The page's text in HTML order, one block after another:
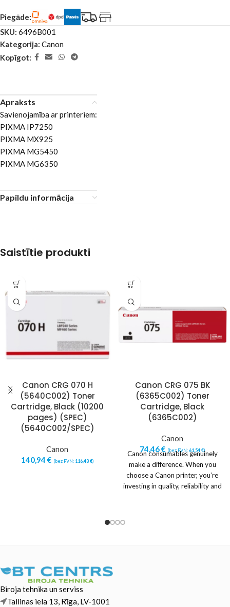
Piegāde:
SKU: 6496B001
Kategorija: Canon
Kopīgot:
Apraksts
Savienojamība ar printeriem:
PIXMA IP7250
PIXMA MX925
PIXMA MG5450
PIXMA MG6350
Papildu informācija
Saistītie produkti
Canon CRG 070 H
(5640C002) Toner
Cartridge, Black (10200
pages) (SPEC)
(5640C002/SPEC)
Canon
140,94 € (bez PVN: 116,48€)
Canon CRG 075 BK
(6365C002) Toner
Cartridge, Black
(6365C002)
Canon
74,46€ (bez PVN:61,54€)
Canon consumables genuinely
make a difference. When you
choose a Canon printer, you’re
investing in quality, reliability and
Biroja tehnika un serviss
Tallinas iela 13, Rīga, LV-1001